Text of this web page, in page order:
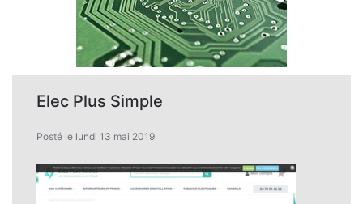
Elec Plus Simple
Posté le lundi 13 mai 2019